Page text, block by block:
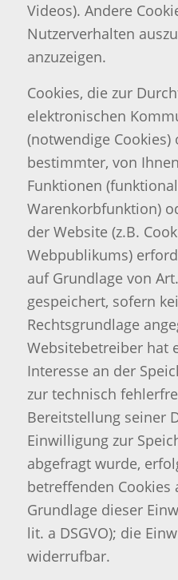
Videos). Andere
Nutzerverhalten
anzuzeigen.
Cookies, die zur
elektronischen
(notwendige
bestimmter, von
Funktionen
Warenkorbfunktion)
der Website (z.B.
Webpublikums)
auf Grundlage von
gespeichert, sofern
Rechtsgrundlage
Websitebetreiber hat
Interesse an der
zur technisch
Bereitstellung seiner
Einwilligung zur
abgefragt wurde,
betreffenden
Grundlage dieser
lit. a DSGVO); die
widerrufbar.